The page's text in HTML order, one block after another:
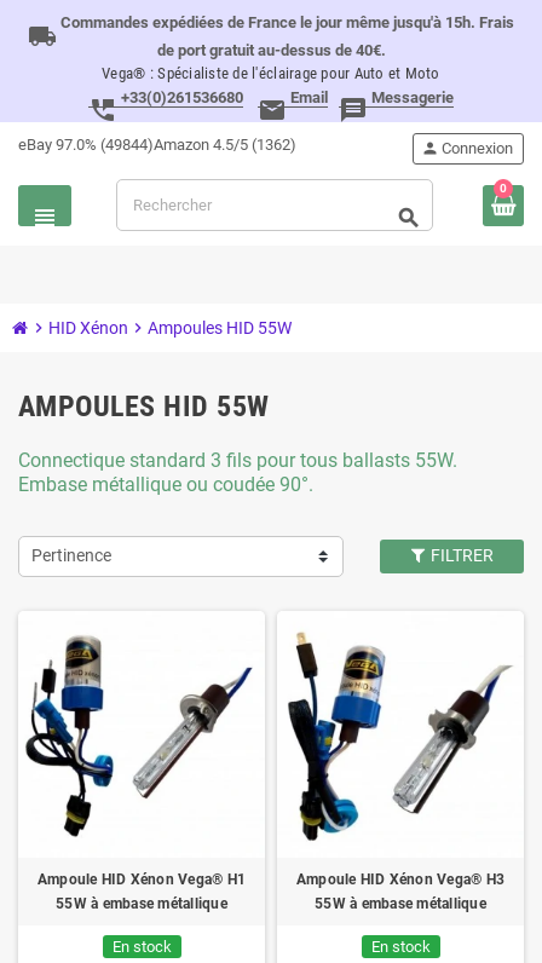
local_shipping Commandes expédiées de France le jour même jusqu'à 15h. Frais
de port gratuit au-dessus de 40€.
Vega® : Spécialiste de l'éclairage pour Auto et Moto
perm_phone_msg +33(0)261536680 email Email message Messagerie
eBay 97.0% (49844)Amazon 4.5/5 (1362)
view_headline
person Connexion
search
0
chevron_right HID Xénon chevron_right Ampoules HID 55W
AMPOULES HID 55W
Connectique standard 3 fils pour tous ballasts 55W.
Embase métallique ou coudée 90°.
Pertinence FILTRER
Ampoule HID Xénon Vega® H1
55W à embase métallique
En stock
Ampoule HID Xénon Vega® H3
55W à embase métallique
En stock